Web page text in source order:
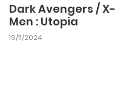
Dark Avengers / X-
Men : Utopia
19/11/2024